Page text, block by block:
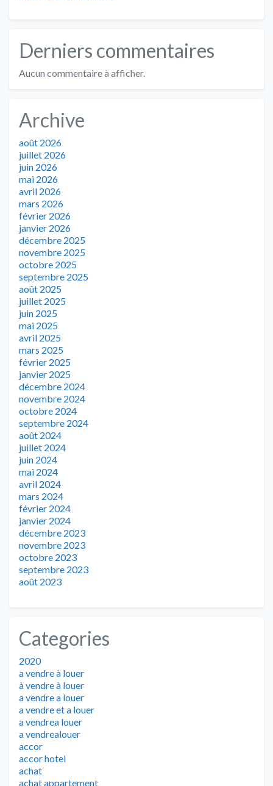
Derniers commentaires
Aucun commentaire à afficher.
Archive
août 2026
juillet 2026
juin 2026
mai 2026
avril 2026
mars 2026
février 2026
janvier 2026
décembre 2025
novembre 2025
octobre 2025
septembre 2025
août 2025
juillet 2025
juin 2025
mai 2025
avril 2025
mars 2025
février 2025
janvier 2025
décembre 2024
novembre 2024
octobre 2024
septembre 2024
août 2024
juillet 2024
juin 2024
mai 2024
avril 2024
mars 2024
février 2024
janvier 2024
décembre 2023
novembre 2023
octobre 2023
septembre 2023
août 2023
Categories
2020
a vendre à louer
à vendre à louer
a vendre a louer
a vendre et a louer
a vendrea louer
a vendrealouer
accor
accor hotel
achat
achat appartement